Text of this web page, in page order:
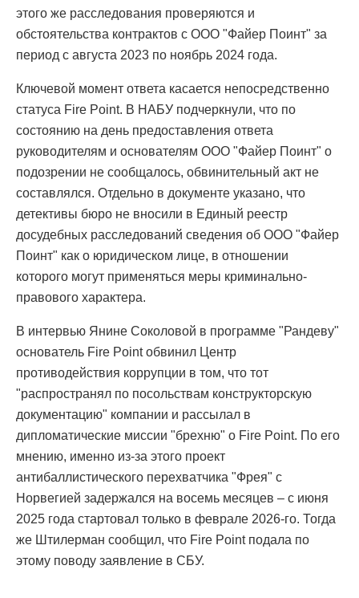
этого же расследования проверяются и
обстоятельства контрактов с ООО "Файер Поинт" за
период с августа 2023 по ноябрь 2024 года.
Ключевой момент ответа касается непосредственно
статуса Fire Point. В НАБУ подчеркнули, что по
состоянию на день предоставления ответа
руководителям и основателям ООО "Файер Поинт" о
подозрении не сообщалось, обвинительный акт не
составлялся. Отдельно в документе указано, что
детективы бюро не вносили в Единый реестр
досудебных расследований сведения об ООО "Файер
Поинт" как о юридическом лице, в отношении
которого могут применяться меры криминально-
правового характера.
В интервью Янине Соколовой в программе "Рандеву"
основатель Fire Point обвинил Центр
противодействия коррупции в том, что тот
"распространял по посольствам конструкторскую
документацию" компании и рассылал в
дипломатические миссии "брехню" о Fire Point. По его
мнению, именно из-за этого проект
антибаллистического перехватчика "Фрея" с
Норвегией задержался на восемь месяцев – с июня
2025 года стартовал только в феврале 2026-го. Тогда
же Штилерман сообщил, что Fire Point подала по
этому поводу заявление в СБУ.